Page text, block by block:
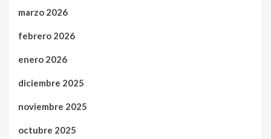
marzo 2026
febrero 2026
enero 2026
diciembre 2025
noviembre 2025
octubre 2025